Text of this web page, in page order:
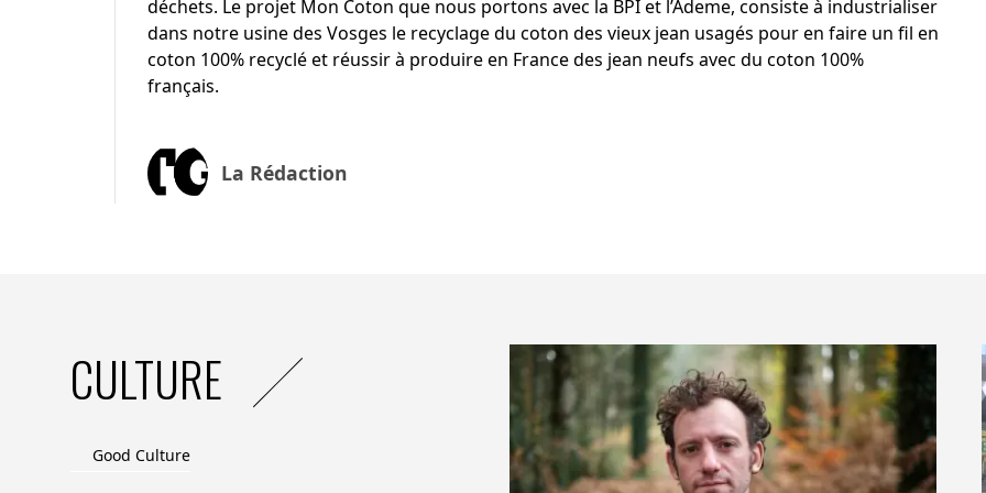
déchets. Le projet Mon Coton que nous portons avec la BPI et l’Ademe, consiste à industrialiser
dans notre usine des Vosges le recyclage du coton des vieux jean usagés pour en faire un fil en
coton 100% recyclé et réussir à produire en France des jean neufs avec du coton 100%
français.
La Rédaction
CULTURE
Good Culture